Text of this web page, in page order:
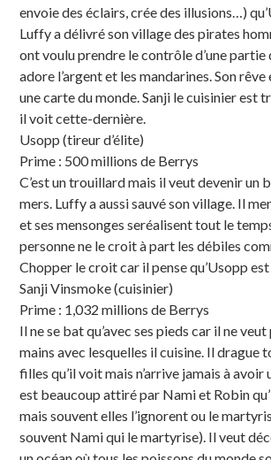
envoie des éclairs, crée des illusions…)
Luffy a délivré son village des pirates
ont voulu prendre le contrôle d’une partie
adore l’argent et les mandarines. Son
une carte du monde. Sanji le cuisinier est
il voit cette-dernière.
Usopp (tireur d’élite)
Prime : 500 millions de Berrys
C’est un trouillard mais il veut devenir un
mers. Luffy a aussi sauvé son village. Il
et ses mensonges seréalisent tout le
personne ne le croit à part les débiles
Chopper le croit car il pense qu’Usopp
Sanji Vinsmoke (cuisinier)
Prime : 1,032 millions de Berrys
Il ne se bat qu’avec ses pieds car il ne
mains avec lesquelles il cuisine. Il drague
filles qu’il voit mais n’arrive jamais à avoir
est beaucoup attiré par Nami et Robin
mais souvent elles l’ignorent ou le
souvent Nami qui le martyrise). Il veut